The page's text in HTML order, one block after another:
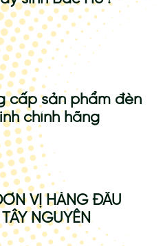
cấp sản phẩm đèn
chính hãng
VỊ HÀNG ĐẦU
NGUYÊN